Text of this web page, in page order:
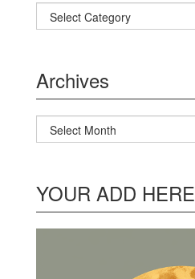
Categories
Archives
Archives
YOUR ADD HERE